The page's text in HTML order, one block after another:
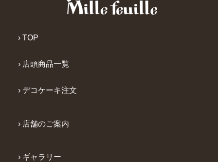
› TOP
› 店頭商品一覧
› デコケーキ注文
› 店舗のご案内
› ギャラリー